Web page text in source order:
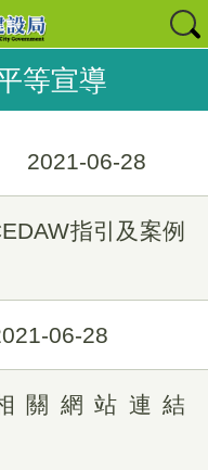
等宣導
2021-06-28
指引及案例
06-28
關網站連結